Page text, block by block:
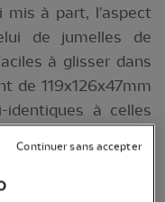
mis à part, l'aspect
de jumelles de
à glisser dans
de 119x126x47mm
identiques à celles
Continuer sans accepter